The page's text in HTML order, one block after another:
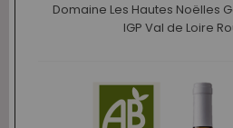
Domaine Les Hautes Noëlles
IGP Val de Loire